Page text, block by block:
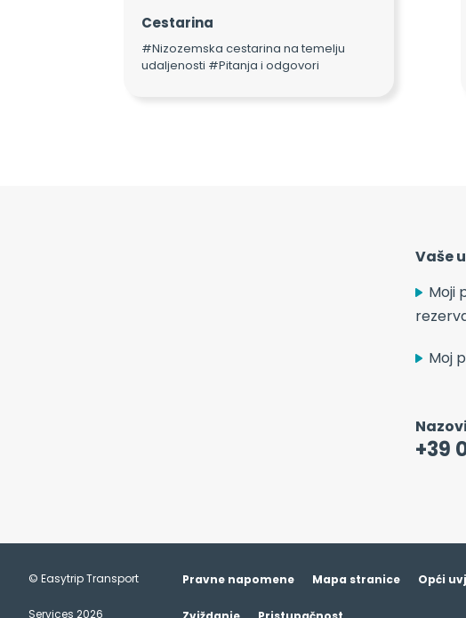
Cestarina
#Nizozemska cestarina na temelju
udaljenosti #Pitanja i odgovori
Vaše
Moji
Moj
+39
© Easytrip Transport
Services 2026
Pravne napomene Mapa stranice Opći
This site uses cookies and gives you control